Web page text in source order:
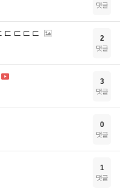
댓글
ㄷㄷㄷㄷ 2
댓글
3
댓글
0
댓글
1
댓글